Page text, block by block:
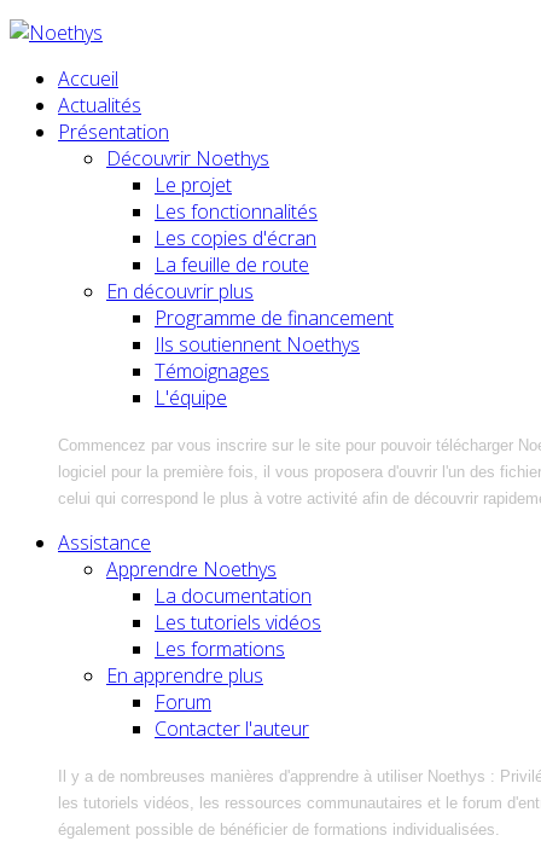
Accueil
Actualités
Présentation
Découvrir Noethys
Le projet
Les fonctionnalités
Les copies d'écran
La feuille de route
En découvrir plus
Programme de financement
Ils soutiennent Noethys
Témoignages
L'équipe
Commencez par vous inscrire sur le site pour pouvoir télécharger
logiciel pour la première fois, il vous proposera d'ouvrir l'un des
celui qui correspond le plus à votre activité afin de découvrir
Assistance
Apprendre Noethys
La documentation
Les tutoriels vidéos
Les formations
En apprendre plus
Forum
Contacter l'auteur
Il y a de nombreuses manières d'apprendre à utiliser Noethys :
les tutoriels vidéos, les ressources communautaires et le forum
également possible de bénéficier de formations individualisées.